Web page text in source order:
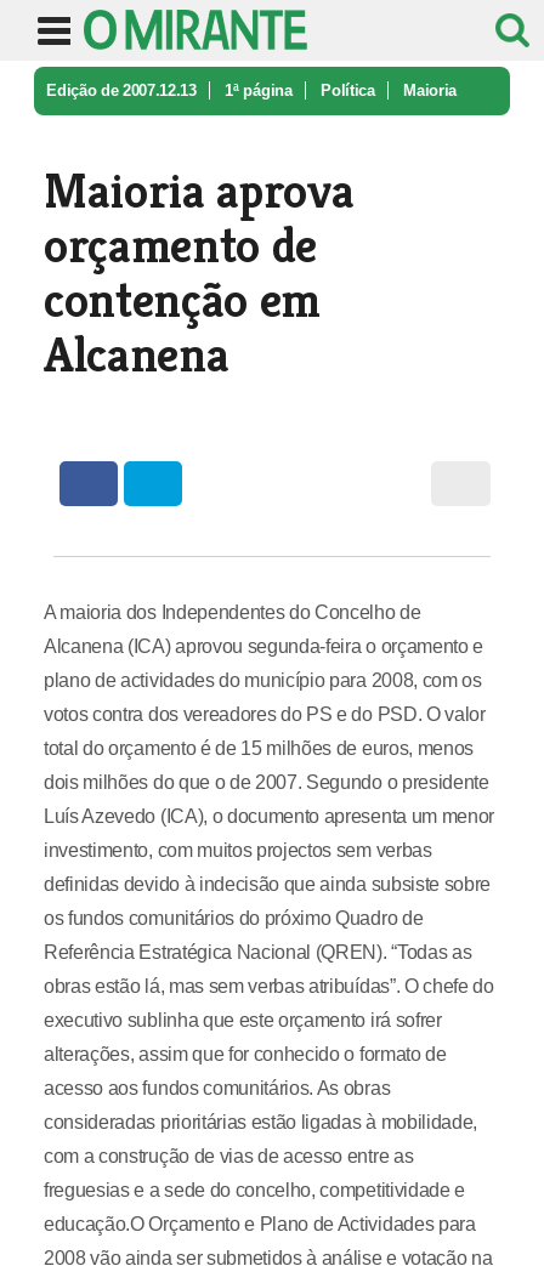
Edição de 2007.12.13 1ª página Política Maioria
Maioria aprova
orçamento de
contenção em
Alcanena
A maioria dos Independentes do Concelho de
Alcanena (ICA) aprovou segunda-feira o orçamento e
plano de actividades do município para 2008, com os
votos contra dos vereadores do PS e do PSD. O valor
total do orçamento é de 15 milhões de euros, menos
dois milhões do que o de 2007. Segundo o presidente
Luís Azevedo (ICA), o documento apresenta um menor
investimento, com muitos projectos sem verbas
definidas devido à indecisão que ainda subsiste sobre
os fundos comunitários do próximo Quadro de
Referência Estratégica Nacional (QREN). “Todas as
obras estão lá, mas sem verbas atribuídas”. O chefe do
executivo sublinha que este orçamento irá sofrer
alterações, assim que for conhecido o formato de
acesso aos fundos comunitários. As obras
consideradas prioritárias estão ligadas à mobilidade,
com a construção de vias de acesso entre as
freguesias e a sede do concelho, competitividade e
educação.O Orçamento e Plano de Actividades para
2008 vão ainda ser submetidos à análise e votação na